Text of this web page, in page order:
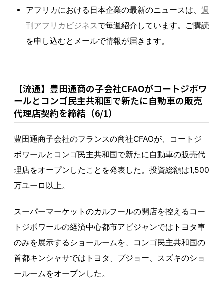
アフリカにおける日本企業の最新のニュースは、 週
刊アフリカビジネスで毎週紹介しています。ご購読
を申し込むとメールで情報が届きます。
【流通】豊田通商の子会社CFAOがコートジボワ
ールとコンゴ民主共和国で新たに自動車の販売
代理店契約を締結（6/1）
豊田通商子会社のフランスの商社CFAOが、コートジ
ボワールとコンゴ民主共和国で新たに自動車の販売代
理店をオープンしたことを発表した。投資総額は1,500
万ユーロ以上。
スーパーマーケットのカルフールの開店を控えるコー
トジボワールの経済中心都市アビジャンではトヨタ車
のみを展示するショールームを、コンゴ民主共和国の
首都キンシャサではトヨタ、プジョー、スズキのショ
ールームをオープンした。